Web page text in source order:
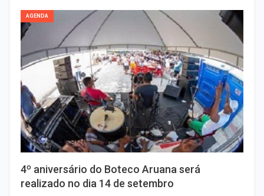
AGENDA
4º aniversário do Boteco Aruana será
realizado no dia 14 de setembro